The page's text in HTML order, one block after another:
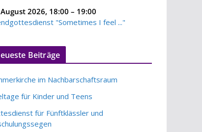
2026, 18:00 – 19:00
"Sometimes I feel ..."
Beiträge
im Nachbarschaftsraum
für Kinder und Teens
für Fünftklässler und